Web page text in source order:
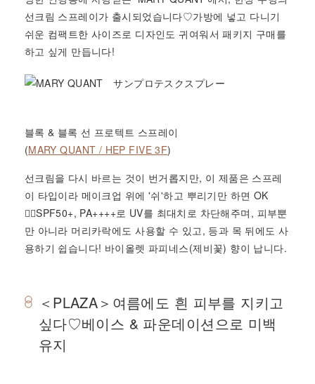
선크림 스프레이가 출시되었습니다♡가방에 넣고 다니기
쉬운 컴팩트한 사이즈로 디자인도 귀여워서 패키지 구매를
하고 싶게 만듭니다!
블록 & 블록 선 프로텍트 스프레이
(MARY QUANT / HEP FIVE 3F)
선크림을 다시 바르는 것이 번거롭지만, 이 제품은 스프레
이 타입이라 메이크업 위에 '쉬'하고 뿌리기만 하면 OK
🙆‍♀️SPF50+, PA++++로 UV를 최대치로 차단해주며, 피부뿐
만 아니라 머리카락에도 사용할 수 있고, 등과 목 뒤에도 사
용하기 쉽습니다! 바이올렛 파피네스(제비꽃) 향이 납니다.
＜PLAZA＞여름에도 흰 피부를 지키고
싶다♡베이스 & 파운데이션으로 미백
유지